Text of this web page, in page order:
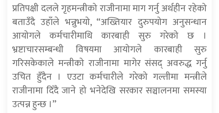
प्रतिपक्षी दलले गृहमन्त्रीको राजीनामा माग गर्नु अर्थहीन रहेको
बताउँदै उहाँले भन्नुभयो, “अख्तियार दुरुपयोग अनुसन्धान
आयोगले कर्मचारीमाथि कारबाही सुरु गरेको छ ।
भ्रष्टाचारसम्बन्धी विषयमा आयोगले कारबाही सुरु
गरिसकेकाले मन्त्रीको राजीनामा मागेर संसद् अवरुद्ध गर्नु
उचित हुँदैन । एउटा कर्मचारीले गरेको गल्तीमा मन्त्रीले
राजीनामा दिँदै जाने हो भनेदेखि सरकार सञ्चालनमा समस्या
उत्पन्न हुन्छ ।”